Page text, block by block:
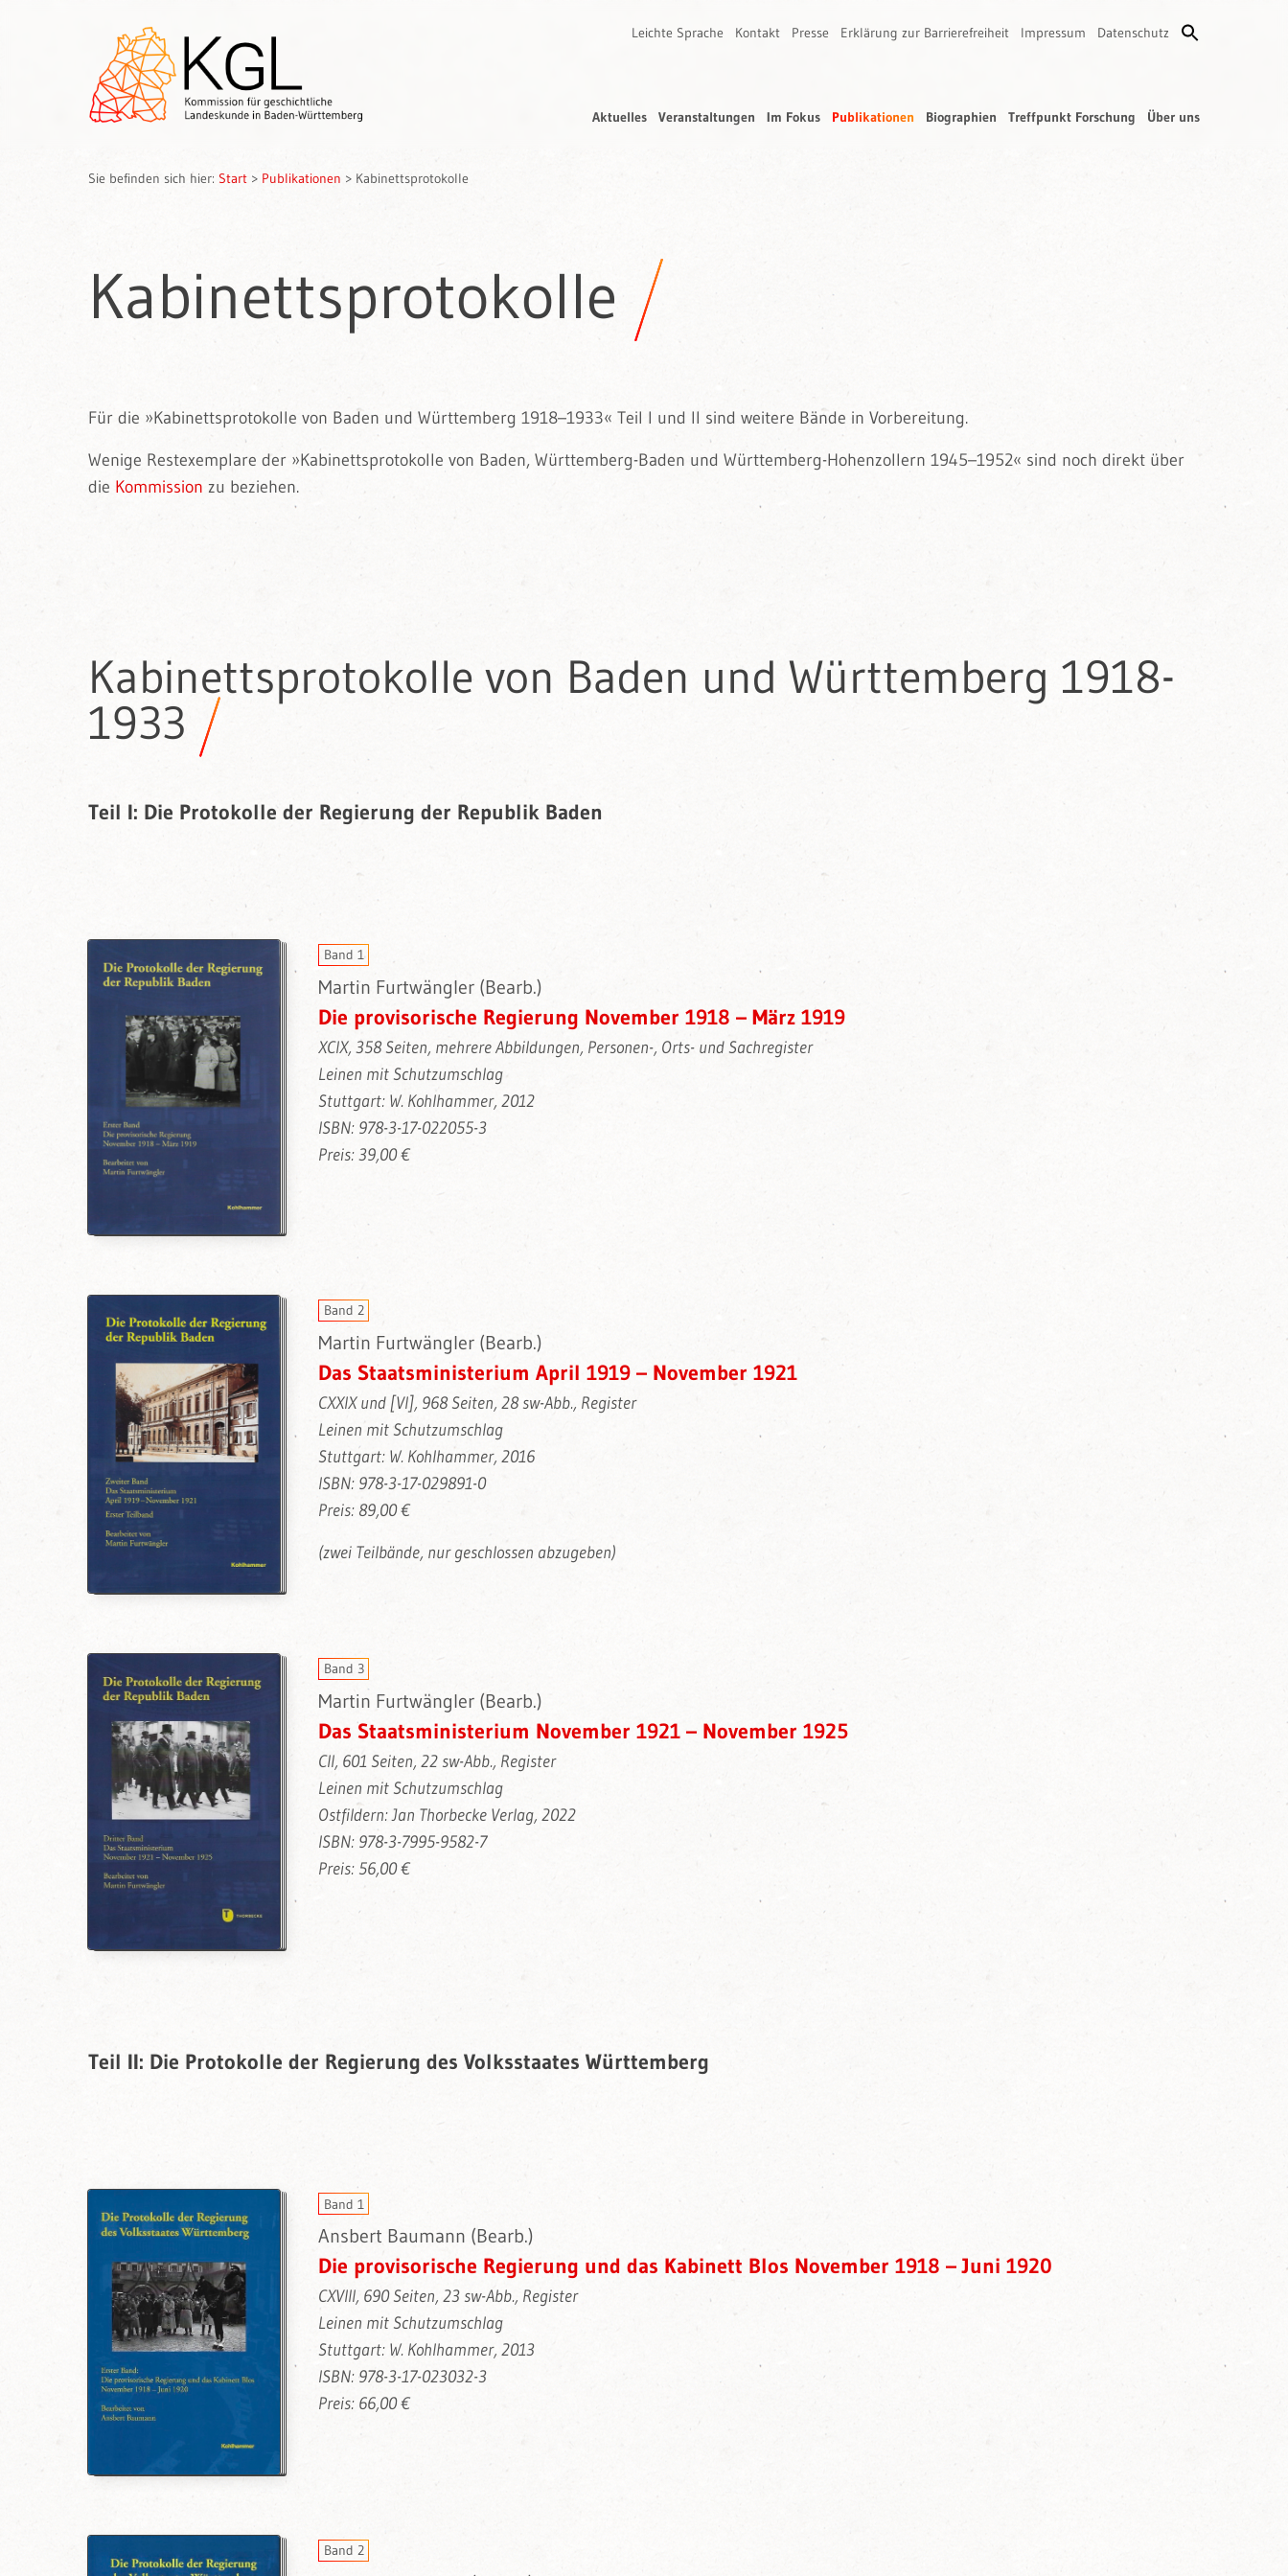
Leichte Sprache Kontakt Presse Erklärung zur Barrierefreiheit Impressum Datenschutz
Aktuelles Veranstaltungen Im Fokus Publikationen Biographien Treffpunkt Forschung Über uns
Sie befinden sich hier: Start > Publikationen > Kabinettsprotokolle
Kabinettsprotokolle
Für die »Kabinettsprotokolle von Baden und Württemberg 1918–1933« Teil I und II sind weitere Bände in Vorbereitung.
Wenige Restexemplare der »Kabinettsprotokolle von Baden, Württemberg-Baden und Württemberg-Hohenzollern 1945–1952« sind noch direkt über
die Kommission zu beziehen.
Kabinettsprotokolle von Baden und Württemberg 1918-
1933
Teil I: Die Protokolle der Regierung der Republik Baden
Band 1
Martin Furtwängler (Bearb.)
Die provisorische Regierung November 1918 – März 1919
XCIX, 358 Seiten, mehrere Abbildungen, Personen-, Orts- und Sachregister
Leinen mit Schutzumschlag
Stuttgart: W. Kohlhammer, 2012
ISBN: 978-3-17-022055-3
Preis: 39,00 €
Band 2
Martin Furtwängler (Bearb.)
Das Staatsministerium April 1919 – November 1921
CXXIX und [VI], 968 Seiten, 28 sw-Abb., Register
Leinen mit Schutzumschlag
Stuttgart: W. Kohlhammer, 2016
ISBN: 978-3-17-029891-0
Preis: 89,00 €
(zwei Teilbände, nur geschlossen abzugeben)
Band 3
Martin Furtwängler (Bearb.)
Das Staatsministerium November 1921 – November 1925
CII, 601 Seiten, 22 sw-Abb., Register
Leinen mit Schutzumschlag
Ostfildern: Jan Thorbecke Verlag, 2022
ISBN: 978-3-7995-9582-7
Preis: 56,00 €
Teil II: Die Protokolle der Regierung des Volksstaates Württemberg
Band 1
Ansbert Baumann (Bearb.)
Die provisorische Regierung und das Kabinett Blos November 1918 – Juni 1920
CXVIII, 690 Seiten, 23 sw-Abb., Register
Leinen mit Schutzumschlag
Stuttgart: W. Kohlhammer, 2013
ISBN: 978-3-17-023032-3
Preis: 66,00 €
Band 2